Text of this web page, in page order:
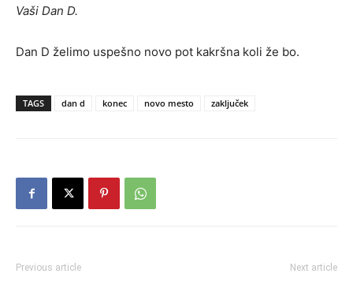
Vaši Dan D.
Dan D želimo uspešno novo pot kakršna koli že bo.
TAGS dan d konec novo mesto zaključek
Previous article Next article